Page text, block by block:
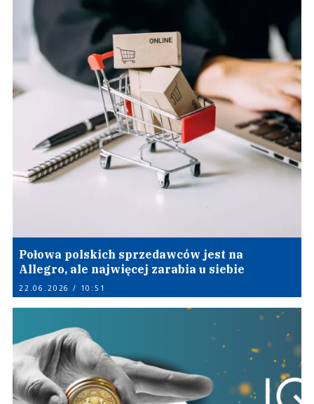
Połowa polskich sprzedawców jest na
Allegro, ale najwięcej zarabia u siebie
22.06.2026 / 10:51